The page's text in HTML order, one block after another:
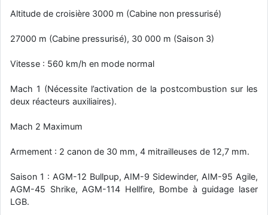
Altitude de croisière 3000 m (Cabine non pressurisé)
27000 m (Cabine pressurisé), 30 000 m (Saison 3)
Vitesse : 560 km/h en mode normal
Mach 1 (Nécessite l’activation de la postcombustion sur les
deux réacteurs auxiliaires).
Mach 2 Maximum
Armement : 2 canon de 30 mm, 4 mitrailleuses de 12,7 mm.
Saison 1 : AGM-12 Bullpup, AIM-9 Sidewinder, AIM-95 Agile,
AGM-45 Shrike, AGM-114 Hellfire, Bombe à guidage laser
LGB.